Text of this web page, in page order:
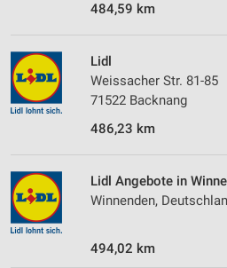
484,59 km
Lidl
Weissacher Str. 81-85
71522 Backnang
486,23 km
Lidl Angebote in
Winnenden,
494,02 km